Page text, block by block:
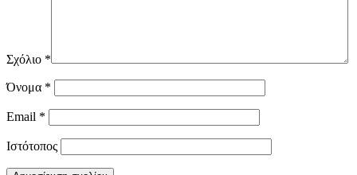
Σχόλιο *
Όνομα *
Email *
Ιστότοπος